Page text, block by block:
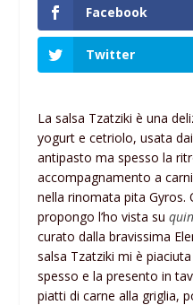
Facebook
Twitter
La salsa Tzatziki è una
yogurt e cetriolo, usata
antipasto ma spesso la
accompagnamento a
nella rinomata pita Gyros.
propongo l’ho vista su
curato dalla bravissima
salsa Tzatziki mi è
spesso e la presento in
piatti di carne alla griglia,